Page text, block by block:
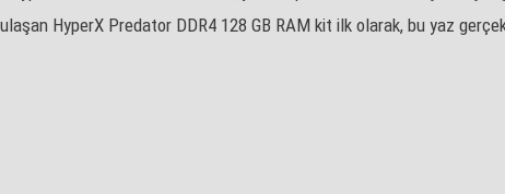
HyperX Predator DDR4 128 GB RAM kit ilk olarak, bu yaz